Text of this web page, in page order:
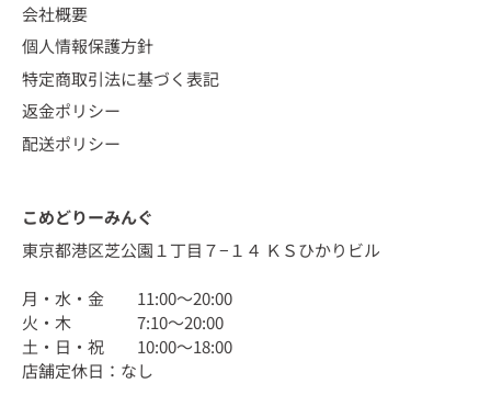
会社概要
個人情報保護方針
特定商取引法に基づく表記
返金ポリシー
配送ポリシー
こめどりーみんぐ
東京都港区芝公園１丁目７−１４ ＫＳひかりビル
月・水・金 11:00〜20:00
火・木 7:10〜20:00
土・日・祝 10:00〜18:00
店舗定休日：なし